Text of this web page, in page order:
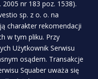
nr 183 poz. 1538).
sp. z o. o. na
charakter rekomendacji
w tym pliku. Przy
Użytkownik Serwisu
osądem. Transakcje
Squaber uważa się